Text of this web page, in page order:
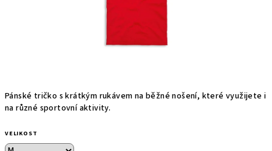
Pánské tričko s krátkým rukávem na běžné nošení, které využijete i
na různé sportovní aktivity.
VELIKOST